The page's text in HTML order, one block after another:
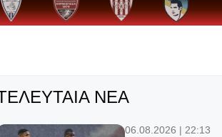
ΝΈΑ
06.08.2026 | 22:13